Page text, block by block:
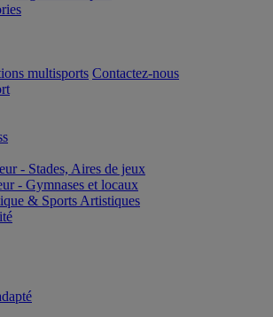
multisports Contactez-nous
- Stades, Aires de jeux
- Gymnases et locaux
& Sports Artistiques